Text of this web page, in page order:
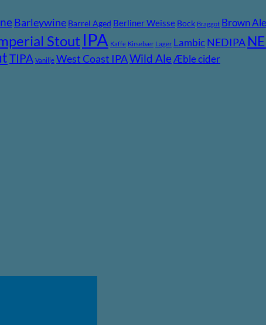
Barleywine Barrel Aged Berliner Weisse Bock Braggot Brown Ale
Stout IPA Kaffe Kirsebær Lager Lambic NEDIPA
TIPA Vanilje West Coast IPAWild Ale Æble cider